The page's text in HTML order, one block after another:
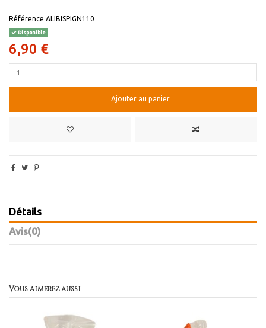
Référence ALIBISPIGN110
Disponible
6,90 €
Ajouter au panier
Détails
Avis(0)
Vous aimerez aussi